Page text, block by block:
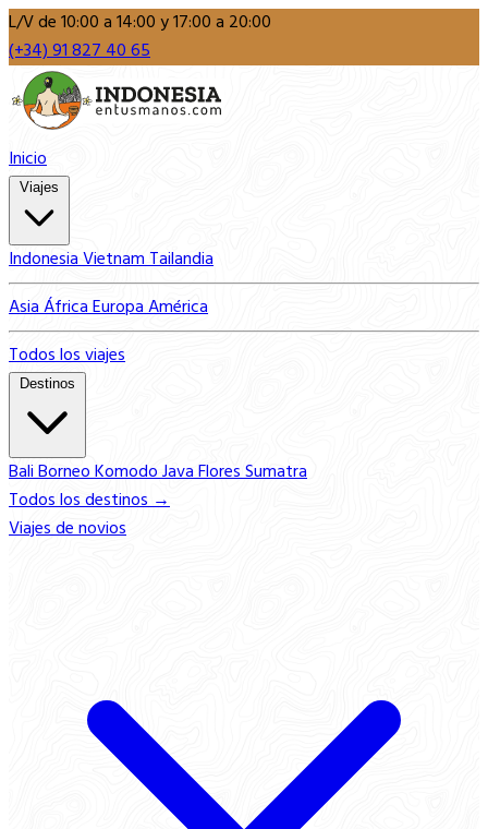
L/V de 10:00 a 14:00 y 17:00 a 20:00
(+34) 91 827 40 65
Inicio
IndonesiaVietnamTailandia
AsiaÁfricaEuropaAmérica
Todos los viajes
BaliBorneoKomodoJavaFloresSumatra
Todos los destinos →
Viajes de novios